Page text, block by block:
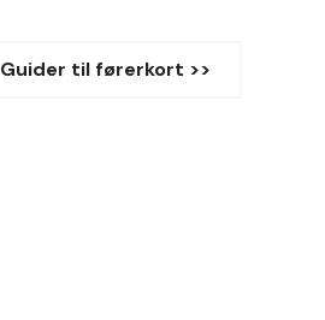
Guider til førerkort >>